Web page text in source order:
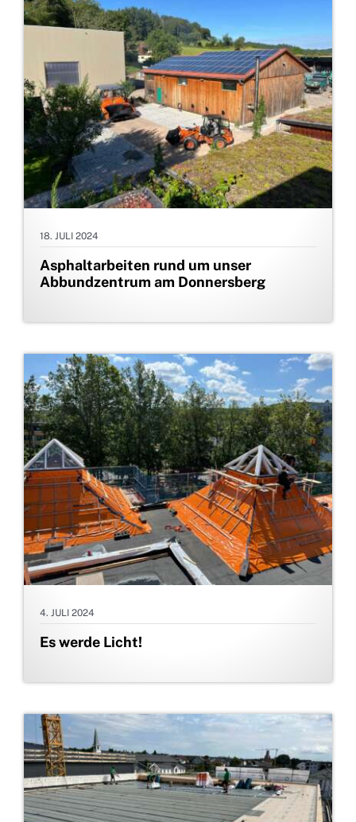
18. JULI 2024
Asphaltarbeiten rund um unser
Abbundzentrum am Donnersberg
4. JULI 2024
Es werde Licht!